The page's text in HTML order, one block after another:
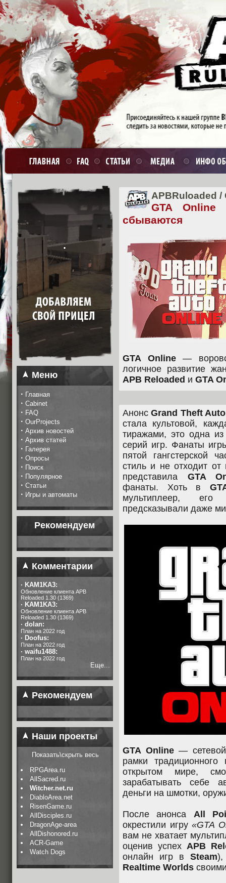
Меню
· Главная
· Cabinet
· FAQ
· OurProjects
· Архив новостей
· Архив статей
· Галерея
· Опросы
· Поиск
· Популярное
· Статьи
· Игры и автоматы
Рекомендуем
Комментарии
· KAM1KA3:
Обновление клиента APB
Reloaded 1.30 (1369)
· KAM1KA3:
Обновление клиента APB
Reloaded 1.30 (1369)
· dolan:
План на 2022 год
· Doofus:
План на 2022 год
· waifu1488:
План на 2022 год
Еще...
Рекомендуем
Наши проекты
Показать\скрыть весь
RPGArea.ru
AllSacred.ru
Witcher.net.ru
DiabloArea.net
RisenGame.ru
AllDisciples.ru
DragonAge-area
AllDishonored.ru
ACR-Game
Watch Dogs
APBRuloaded /
GTA
сбываются
GTA Online—
логичное развитие
APB Reloaded и GTA
АнонсGrand Theft
стала культовой,
тиражами, это одна
серий игр. Фанаты
пятой гангстерской
стиль и не отходит
представила GTA
фанаты. Хоть в
мультиплеер, его
предсказывали даже
GTA Online— сетевой
рамки традиционного
открытом мире,
зарабатывать себе
деньги на шмотки,
После анонса All
окрестили игру«GTA
вам не хватает
оценив успех APB
онлайн игр в Steam
Realtime Worlds